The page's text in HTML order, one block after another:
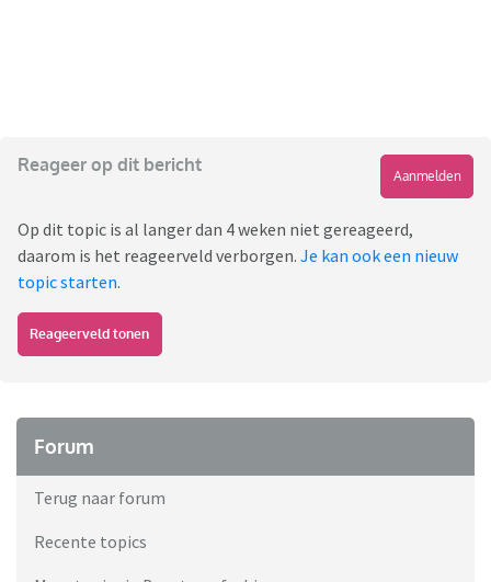
Reageer op dit bericht
Aanmelden
Op dit topic is al langer dan 4 weken niet gereageerd,
daarom is het reageerveld verborgen. Je kan ook een nieuw
topic starten.
Reageerveld tonen
Forum
Terug naar forum
Recente topics